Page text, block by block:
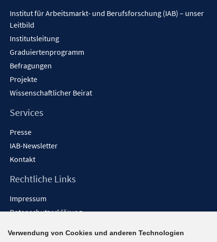
Institut für Arbeitsmarkt- und Berufsforschung (IAB) – unser
Leitbild
Institutsleitung
Graduiertenprogramm
Befragungen
Projekte
Wissenschaftlicher Beirat
Services
Presse
IAB-Newsletter
Kontakt
Rechtliche Links
Impressum
Datenschutzerklärung
Barrieren melden
Verwendung von Cookies und anderen Technologien